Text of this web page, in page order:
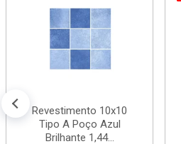
Revestimento 10x10
Tipo A Poço Azul
Brilhante 1,44...